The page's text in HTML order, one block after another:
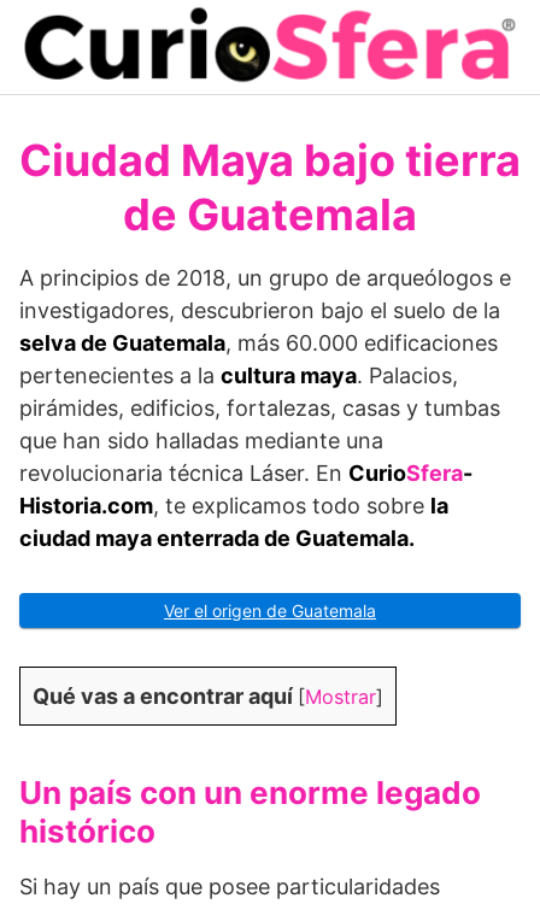
Saltar
contenido
Ciudad Maya bajo tierra
de Guatemala
A principios de 2018, un grupo de arqueólogos e
investigadores, descubrieron bajo el suelo de la
selva de Guatemala, más 60.000 edificaciones
pertenecientes a la cultura maya. Palacios,
pirámides, edificios, fortalezas, casas y tumbas
que han sido halladas mediante una
revolucionaria técnica Láser. En CurioSfera-
Historia.com, te explicamos todo sobre la
ciudad maya enterrada de Guatemala.
Ver el origen de Guatemala
Qué vas a encontrar aquí [Mostrar]
Un país con un enorme legado
histórico
Si hay un país que posee particularidades